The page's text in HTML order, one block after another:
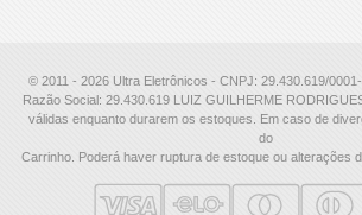
© 2011 - 2026 Ultra Eletrônicos - CNPJ: 29.430.619/0001-
Razão Social: 29.430.619 LUIZ GUILHERME
válidas enquanto durarem os estoques. Em caso de
do
Carrinho. Poderá haver ruptura de estoque ou alterações